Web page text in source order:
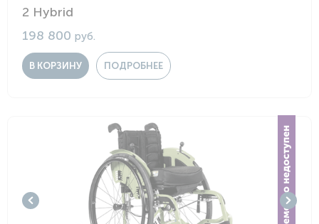
2 Hybrid
198 800 руб.
В КОРЗИНУ ПОДРОБНЕЕ